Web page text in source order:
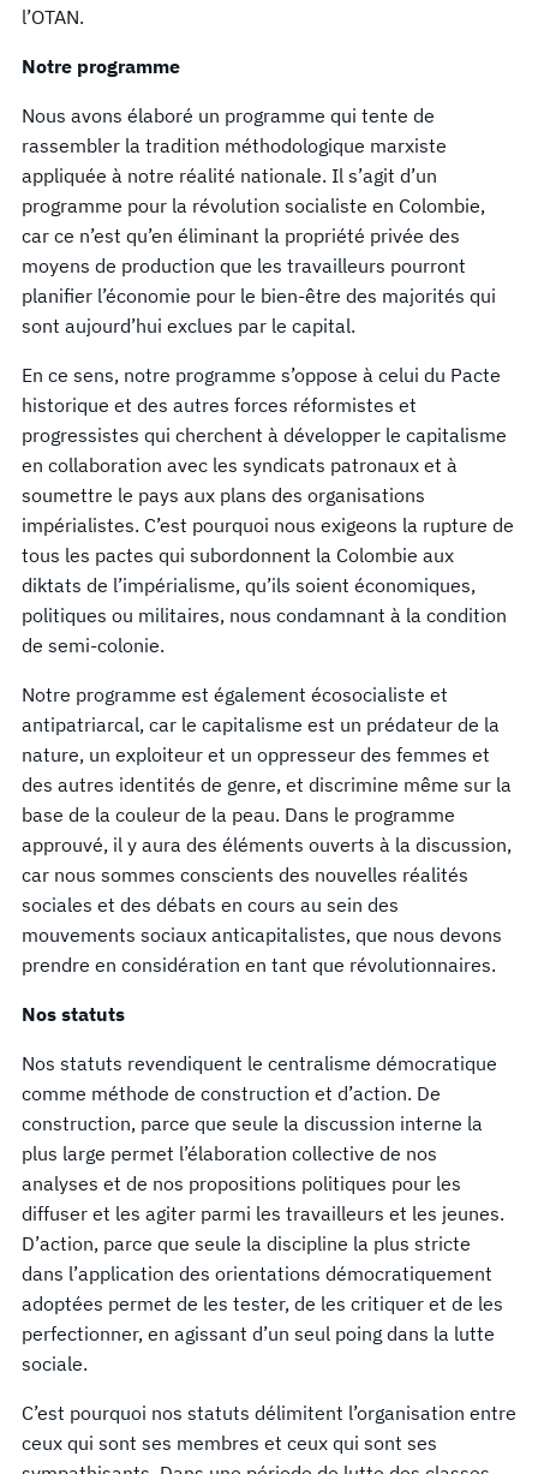
l’OTAN.
Notre programme
Nous avons élaboré un programme qui tente de
rassembler la tradition méthodologique marxiste
appliquée à notre réalité nationale. Il s’agit d’un
programme pour la révolution socialiste en Colombie,
car ce n’est qu’en éliminant la propriété privée des
moyens de production que les travailleurs pourront
planifier l’économie pour le bien-être des majorités qui
sont aujourd’hui exclues par le capital.
En ce sens, notre programme s’oppose à celui du Pacte
historique et des autres forces réformistes et
progressistes qui cherchent à développer le capitalisme
en collaboration avec les syndicats patronaux et à
soumettre le pays aux plans des organisations
impérialistes. C’est pourquoi nous exigeons la rupture de
tous les pactes qui subordonnent la Colombie aux
diktats de l’impérialisme, qu’ils soient économiques,
politiques ou militaires, nous condamnant à la condition
de semi-colonie.
Notre programme est également écosocialiste et
antipatriarcal, car le capitalisme est un prédateur de la
nature, un exploiteur et un oppresseur des femmes et
des autres identités de genre, et discrimine même sur la
base de la couleur de la peau. Dans le programme
approuvé, il y aura des éléments ouverts à la discussion,
car nous sommes conscients des nouvelles réalités
sociales et des débats en cours au sein des
mouvements sociaux anticapitalistes, que nous devons
prendre en considération en tant que révolutionnaires.
Nos statuts
Nos statuts revendiquent le centralisme démocratique
comme méthode de construction et d’action. De
construction, parce que seule la discussion interne la
plus large permet l’élaboration collective de nos
analyses et de nos propositions politiques pour les
diffuser et les agiter parmi les travailleurs et les jeunes.
D’action, parce que seule la discipline la plus stricte
dans l’application des orientations démocratiquement
adoptées permet de les tester, de les critiquer et de les
perfectionner, en agissant d’un seul poing dans la lutte
sociale.
C’est pourquoi nos statuts délimitent l’organisation entre
ceux qui sont ses membres et ceux qui sont ses